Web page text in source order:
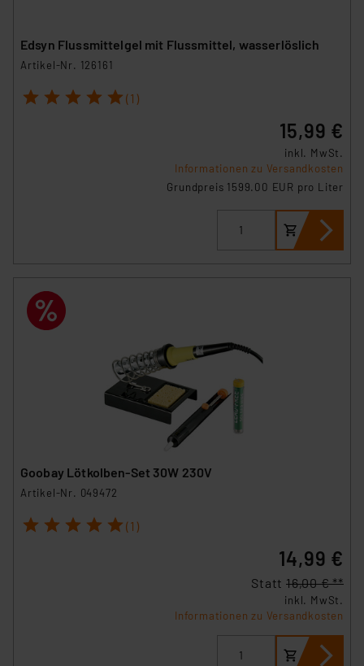
Edsyn Flussmittelgel mit Flussmittel, wasserlöslich
Artikel-Nr. 126161
1 2 3 4 5 (1)
15,99 €
inkl. MwSt.
Informationen zu Versandkosten
Grundpreis 1599.00 EUR pro Liter
Goobay Lötkolben-Set 30W 230V
Artikel-Nr. 049472
1 2 3 4 5 (1)
14,99 €
Statt 16,00 € **
inkl. MwSt.
Informationen zu Versandkosten